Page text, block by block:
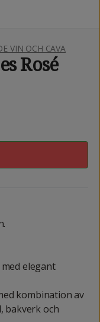
VIN OCH CAVA
Rosé
elegant
kombination av
bakverk och